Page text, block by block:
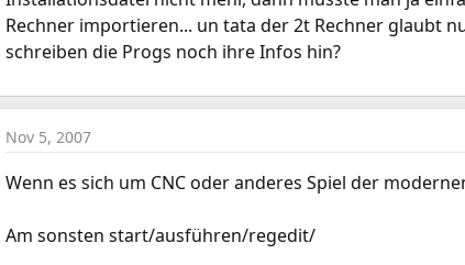
Rechner importieren... un tata der 2t Rechner glaubt
schreiben die Progs noch ihre Infos hin?
Nov 5, 2007
Wenn es sich um CNC oder anderes Spiel der
Am sonsten start/ausführen/regedit/